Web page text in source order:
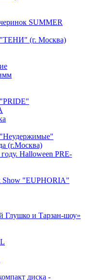
SUMMER
"ТЕНИ" (г. Москва)
"Неудержимые"
(г.Москва)
Halloween PRE-
Show "EUPHORIA"
Глушко и Тарзан-шоу»
диска -